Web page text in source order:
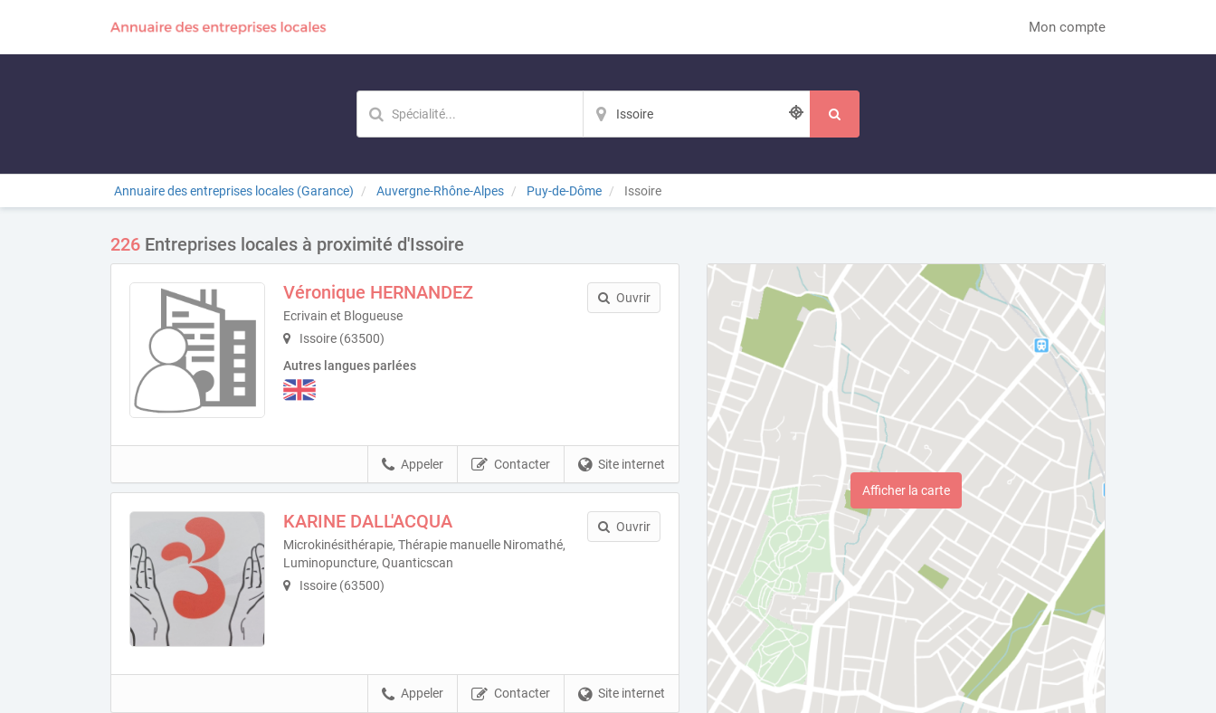
Mon compte
Annuaire des entreprises locales (Garance) Auvergne-Rhône-Alpes Puy-de-Dôme Issoire
226 Entreprises locales à proximité d'Issoire
Véronique HERNANDEZ
Ecrivain et Blogueuse
Issoire (63500)
Autres langues parlées
Ouvrir
Site internet
Contacter
Appeler
KARINE DALL'ACQUA
Microkinésithérapie, Thérapie manuelle Niromathé,
Luminopuncture, Quanticscan
Issoire (63500)
Ouvrir
Site internet
Contacter
Appeler
Afficher la carte